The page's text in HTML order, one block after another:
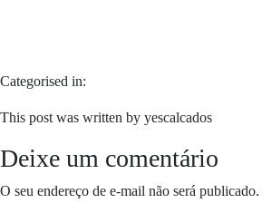
Categorised in:
This post was written by yescalcados
Deixe um comentário
O seu endereço de e-mail não será publicado.